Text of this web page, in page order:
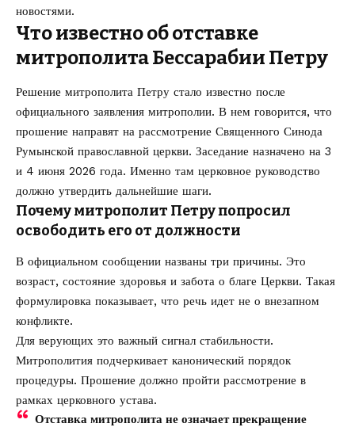
новостями.
Что известно об отставке
митрополита Бессарабии Петру
Решение митрополита Петру стало известно после
официального заявления митрополии. В нем говорится, что
прошение направят на рассмотрение Священного Синода
Румынской православной церкви. Заседание назначено на 3
и 4 июня 2026 года. Именно там церковное руководство
должно утвердить дальнейшие шаги.
Почему митрополит Петру попросил
освободить его от должности
В официальном сообщении названы три причины. Это
возраст, состояние здоровья и забота о благе Церкви. Такая
формулировка показывает, что речь идет не о внезапном
конфликте.
Для верующих это важный сигнал стабильности.
Митрополития подчеркивает канонический порядок
процедуры. Прошение должно пройти рассмотрение в
рамках церковного устава.
Отставка митрополита не означает прекращение